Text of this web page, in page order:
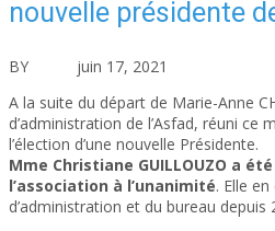
nouvelle présidente
BY juin 17, 2021
A la suite du départ de Marie-Anne
d’administration de l’Asfad, réuni ce
l’élection d’une nouvelle Présidente.
Mme Christiane GUILLOUZO a
l’association à l’unanimité. Elle
d’administration et du bureau depuis